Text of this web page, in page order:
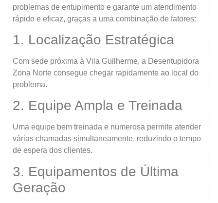
problemas de entupimento e garante um atendimento
rápido e eficaz, graças a uma combinação de fatores:
1. Localização Estratégica
Com sede próxima à Vila Guilherme, a Desentupidora
Zona Norte consegue chegar rapidamente ao local do
problema.
2. Equipe Ampla e Treinada
Uma equipe bem treinada e numerosa permite atender
várias chamadas simultaneamente, reduzindo o tempo
de espera dos clientes.
3. Equipamentos de Última
Geração